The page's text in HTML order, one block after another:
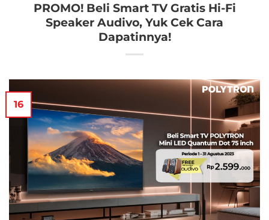
PROMO! Beli Smart TV Gratis Hi-Fi
Speaker Audivo, Yuk Cek Cara
Dapatinnya!
16